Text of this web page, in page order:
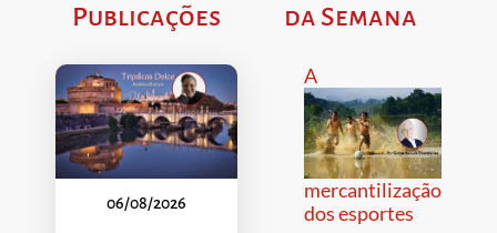
Publicações
06/08/2026
da Semana
A
mercantilização
dos esportes